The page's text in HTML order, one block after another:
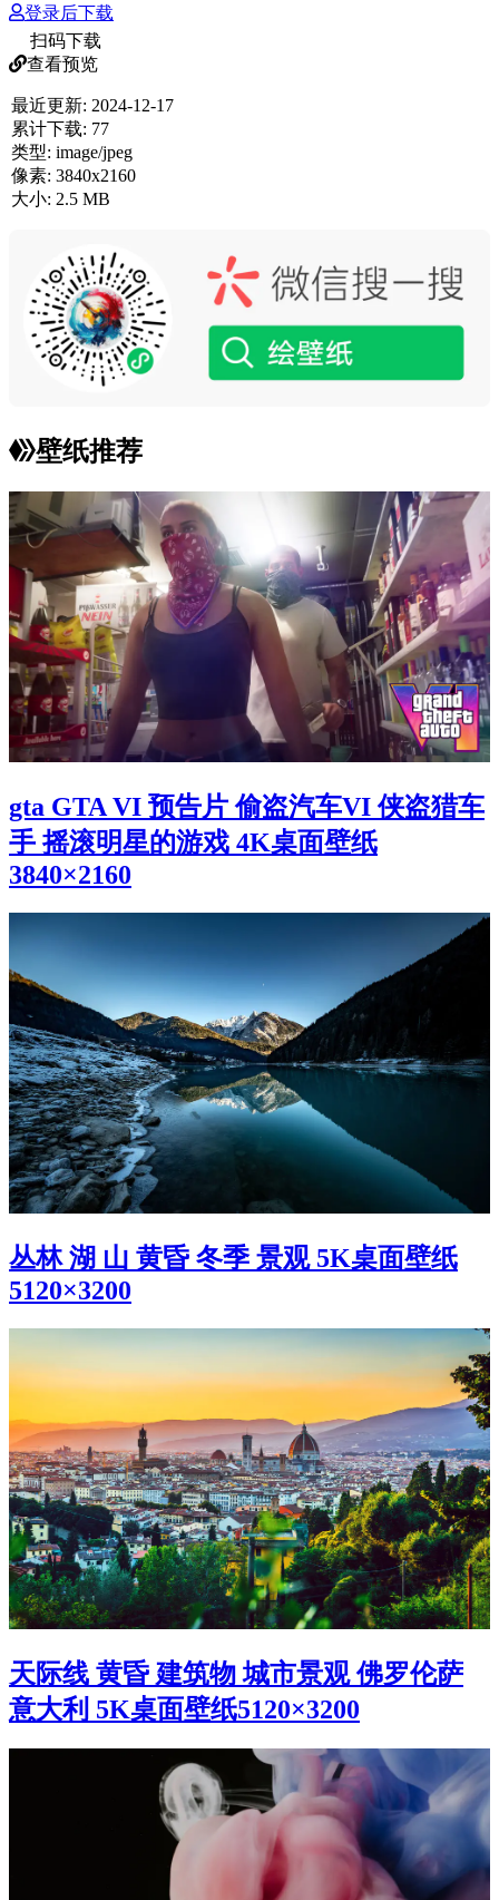
登录后下载
扫码下载
查看预览
最近更新: 2024-12-17
累计下载: 77
类型: image/jpeg
像素: 3840x2160
大小: 2.5 MB
壁纸推荐
gta GTA VI 预告片 偷盗汽车VI 侠盗猎车
手 摇滚明星的游戏 4K桌面壁纸
3840×2160
丛林 湖 山 黄昏 冬季 景观 5K桌面壁纸
5120×3200
天际线 黄昏 建筑物 城市景观 佛罗伦萨
意大利 5K桌面壁纸5120×3200